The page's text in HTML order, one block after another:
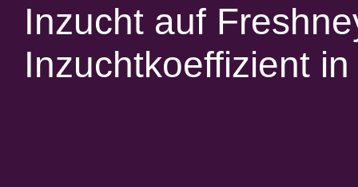
Inzucht auf
Inzuchtkoeffizient